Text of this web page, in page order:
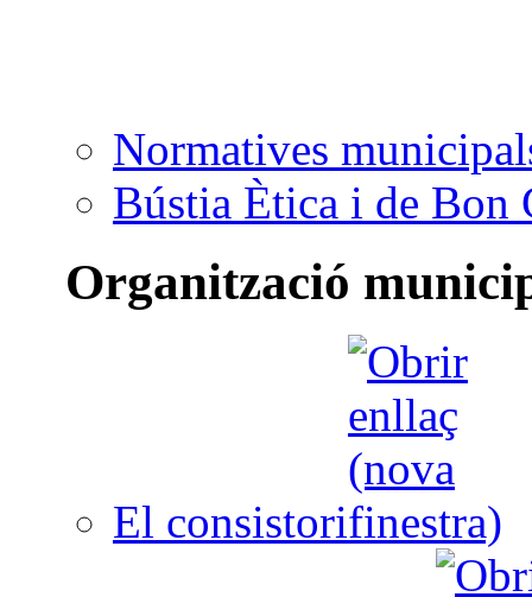
Normatives
Bústia Ètica i de Bon
Organització
El consistori